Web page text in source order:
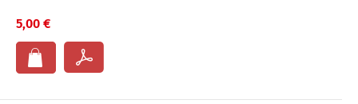
5,00 €